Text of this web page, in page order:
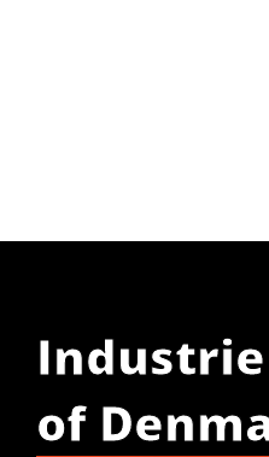
of